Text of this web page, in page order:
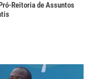
Reitoria de Assuntos